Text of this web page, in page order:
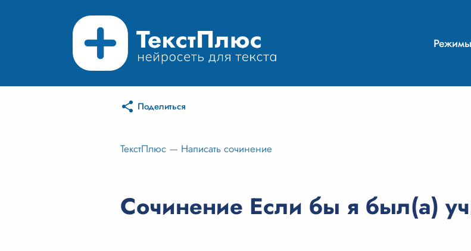
Поделиться
ТекстПлюс — Написать сочинение
Сочинение Если бы я был(а)